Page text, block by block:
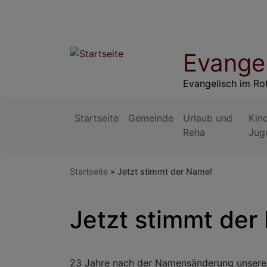
Evangelisch im
Hauptnavigation
Startseite Gemeinde
Urlaub und
Reha
Startseite Jetzt stimmt der Name!
Jetzt stimmt der
23 Jahre nach der Namensänderung